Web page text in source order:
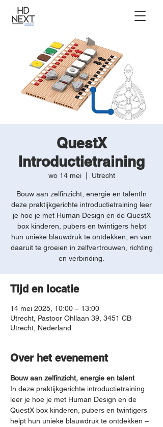
QuestX
Introductietraining
wo 14 mei
  |
Utrecht
Bouw aan zelfinzicht, energie en talentIn
deze praktijkgerichte introductietraining leer
je hoe je met Human Design en de QuestX
box kinderen, pubers en twintigers helpt
hun unieke blauwdruk te ontdekken, en van
daaruit te groeien in zelfvertrouwen, richting
en verbinding.
Tijd en locatie
14 mei 2025, 10:00 – 13:00
Utrecht, Pastoor Ohllaan 39, 3451 CB
Utrecht, Nederland
Over het evenement
Bouw aan zelfinzicht, energie en talent
In deze praktijkgerichte introductietraining
leer je hoe je met Human Design en de
QuestX box kinderen, pubers en twintigers
helpt hun unieke blauwdruk te ontdekken –